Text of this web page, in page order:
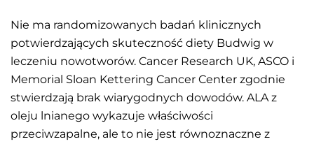
Nie ma randomizowanych badań klinicznych
potwierdzających skuteczność diety Budwig w
leczeniu nowotworów. Cancer Research UK, ASCO i
Memorial Sloan Kettering Cancer Center zgodnie
stwierdzają brak wiarygodnych dowodów. ALA z
oleju lnianego wykazuje właściwości
przeciwzapalne, ale to nie jest równoznaczne z